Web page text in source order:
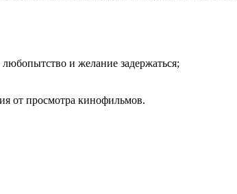
и желание задержаться;
от просмотра кинофильмов.